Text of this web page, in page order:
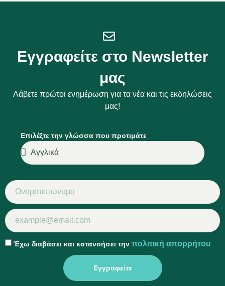
Εγγραφείτε στο Newsletter
μας
Λάβετε πρώτοι ενημέρωση για τα νέα και τις εκδηλώσεις
μας!
Επιλέξτε την γλώσσα που προτιμάτε
Έχω διαβάσει και κατανοήσει την πολιτική απορρήτου
Εγγραφείτε